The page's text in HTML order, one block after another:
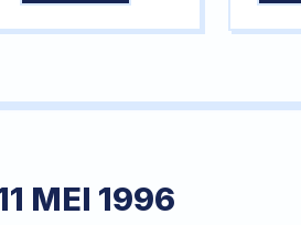
MEI 1996